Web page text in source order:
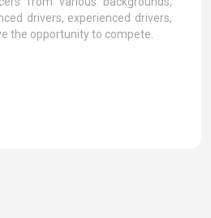
drivers, experienced drivers,
the opportunity to compete.